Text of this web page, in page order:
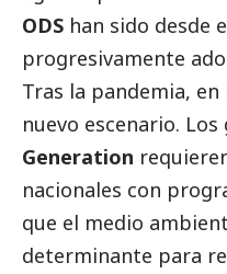
ODS han sido desde
progresivamente
Tras la pandemia,
nuevo escenario. Los
Generation
nacionales con
que el medio
determinante para